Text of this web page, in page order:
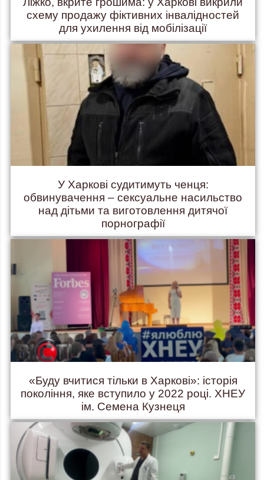
схему продажу фіктивних інвалідностей
для ухилення від мобілізації
У Харкові судитимуть ченця:
обвинувачення – сексуальне насильство
над дітьми та виготовлення дитячої
порнографії
«Буду вчитися тільки в Харкові»: історія
покоління, яке вступило у 2022 році. ХНЕУ
ім. Семена Кузнеця